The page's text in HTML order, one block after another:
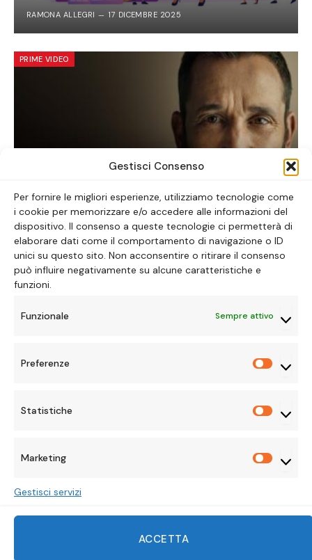
Gestisci Consenso
Per fornire le migliori esperienze, utilizziamo tecnologie come
i cookie per memorizzare e/o accedere alle informazioni del
dispositivo. Il consenso a queste tecnologie ci permetterà di
elaborare dati come il comportamento di navigazione o ID
unici su questo sito. Non acconsentire o ritirare il consenso
può influire negativamente su alcune caratteristiche e
funzioni.
Funzionale Sempre attivo
Preferenze
Statistiche
Marketing
Gestisci servizi
ACCETTA
RAMONA ALLEGRI 17 DICEMBRE 2025
PRIME VIDEO
The Pitt: la serie tv da vedere ora
ALICE LAVORATTI 30 GENNAIO 2026
InstagramPinterestMastodon